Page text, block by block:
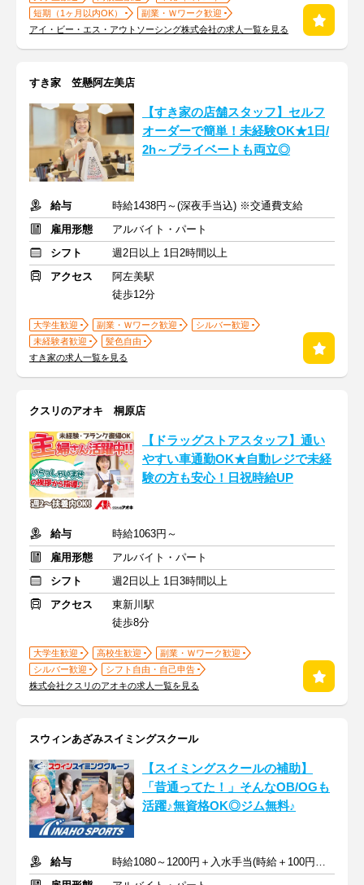
短期（1ヶ月以内OK）
副業・Ｗワーク歓迎
アイ・ビー・エス・アウトソーシング株式会社の求人一覧を見る
すき家 笠懸阿左美店
【すき家の店舗スタッフ】セルフ
オーダーで簡単！未経験OK★1日/
2h～プライベートも両立◎
給与
時給1438円～(深夜手当込) ※交通費支給
雇用形態
アルバイト・パート
シフト
週2日以上 1日2時間以上
アクセス
阿左美駅
徒歩12分
大学生歓迎 副業・Ｗワーク歓迎
シルバー歓迎
未経験者歓迎
髪色自由
すき家の求人一覧を見る
クスリのアオキ 桐原店
【ドラッグストアスタッフ】通い
やすい車通勤OK★自動レジで未経
験の方も安心！日祝時給UP
給与
時給1063円～
雇用形態
アルバイト・パート
シフト
週2日以上 1日3時間以上
アクセス
東新川駅
徒歩8分
大学生歓迎 高校生歓迎
副業・Ｗワーク歓迎
シルバー歓迎
シフト自由・自己申告
株式会社クスリのアオキの求人一覧を見る
スウィンあざみスイミングスクール
【スイミングスクールの補助】
「昔通ってた！」そんなOB/OGも
活躍♪無資格OK◎ジム無料♪
給与
時給1080～1200円＋入水手当(時給＋100円～)＋交通費全額支給